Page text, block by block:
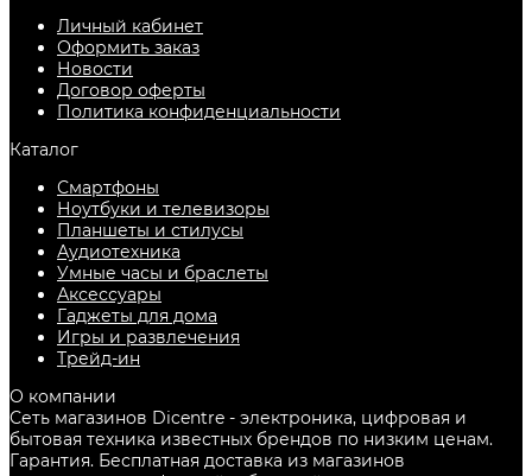
Личный кабинет
Оформить заказ
Новости
Договор оферты
Политика конфиденциальности
Каталог
Смартфоны
Ноутбуки и телевизоры
Планшеты и стилусы
Аудиотехника
Умные часы и браслеты
Аксессуары
Гаджеты для дома
Игры и развлечения
Трейд-ин
О компании
Сеть магазинов Dicentre - электроника, цифровая и
бытовая техника известных брендов по низким ценам.
Гарантия. Бесплатная доставка из магазинов